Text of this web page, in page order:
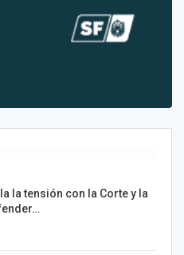
la tensión con la Corte y la